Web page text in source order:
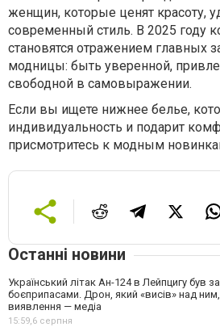
женщин, которые ценят красоту,
современный стиль. В 2025 году
становятся отражением главных
модницы: быть уверенной,
свободной в самовыражении.
Если вы ищете нижнее белье,
индивидуальность и подарит
присмотритесь к модным
Останні новини
Український літак Ан-124 в Лейпцигу був
боєприпасами. Дрон, який «висів» над
виявлення — медіа
15:59, 6 серпня